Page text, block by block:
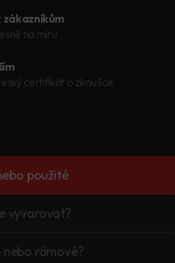
na míru
certifikát o zkoušce
použité
vyvarovat?
rámové?